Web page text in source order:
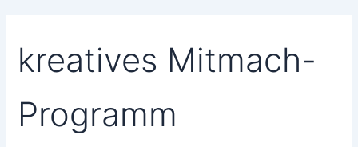
kreatives Mitmach-
Programm